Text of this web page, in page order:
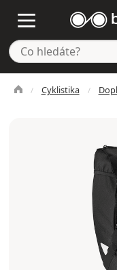
Cyklistika